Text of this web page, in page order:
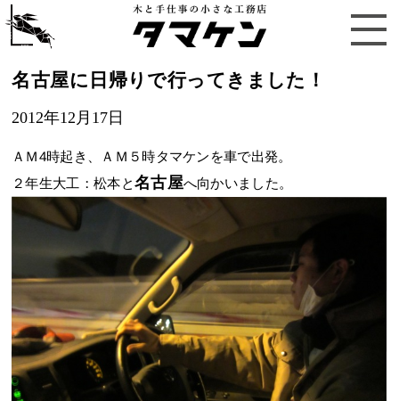
名古屋に日帰りで行ってきました！
2012年12月17日
ＡＭ4時起き、ＡＭ５時タマケンを車で出発。
２年生大工：松本と名古屋へ向かいました。